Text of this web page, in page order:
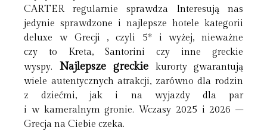
CARTER regularnie sprawdza Interesują nas
jedynie sprawdzone i najlepsze hotele kategorii
deluxe w Grecji , czyli 5* i wyżej, nieważne
czy to Kreta, Santorini czy inne greckie
wyspy. Najlepsze greckie kurorty gwarantują
wiele autentycznych atrakcji, zarówno dla rodzin
z dziećmi, jak i na wyjazdy dla par
i w kameralnym gronie. Wczasy 2025 i 2026 –
Grecja na Ciebie czeka.